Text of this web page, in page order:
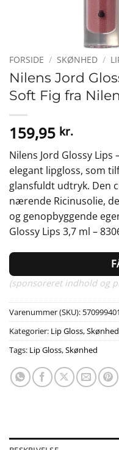
FORSIDE / SKØNHED /
Nilens Jord
Soft Fig fra
159,95 kr.
Nilens Jord Glossy Lips
elegant lipgloss, som
glansfuldt udtryk. Den
nærende Ricinusolie,
og genopbyggende
Glossy Lips 3,7 ml –
(sponsoreret indhold og
Varenummer (SKU):
Kategorier: Lip Gloss,Skønhed
Tags: Lip Gloss,Skønhed